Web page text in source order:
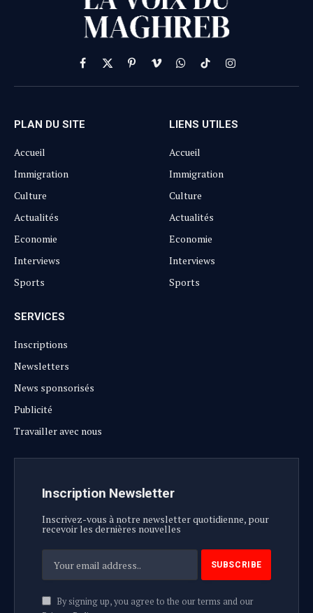
Facebook
X
(Twitter)
PinterestVimeoWhatsApp
TikTokInstagram
PLAN DU SITE
Accueil
Immigration
Culture
Actualités
Economie
Interviews
Sports
LIENS UTILES
Accueil
Immigration
Culture
Actualités
Economie
Interviews
Sports
SERVICES
Inscriptions
Newsletters
News sponsorisés
Publicité
Travailler avec nous
Inscription Newsletter
Inscrivez-vous à notre newsletter quotidienne, pour
recevoir les dernières nouvelles
By signing up, you agree to the our terms and our